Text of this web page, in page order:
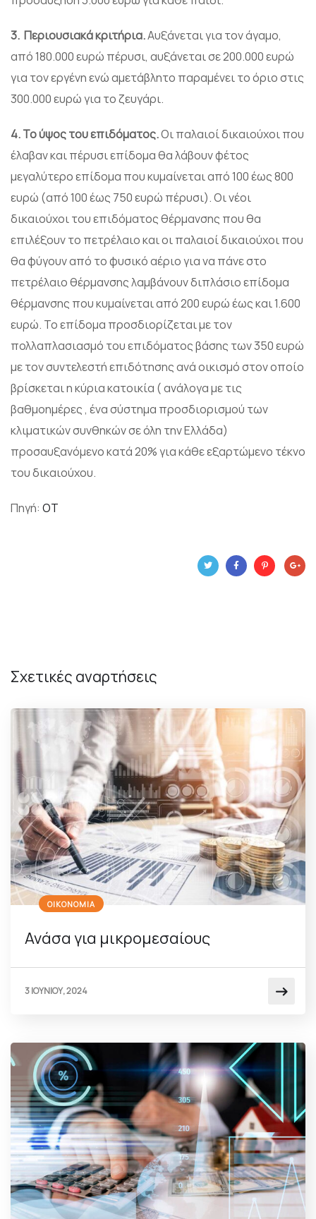
3. Περιουσιακά κριτήρια.Αυξάνεται για τον άγαμο,
από 180.000 ευρώ πέρυσι, αυξάνεται σε 200.000 ευρώ
για τον εργένη ενώ αμετάβλητο παραμένει το όριο στις
300.000 ευρώ για το ζευγάρι.
4. Το ύψος του επιδόματος.Οι παλαιοί δικαιούχοι που
έλαβαν και πέρυσι επίδομα θα λάβουν φέτος
μεγαλύτερο επίδομα που κυμαίνεται από 100 έως 800
ευρώ (από 100 έως 750 ευρώ πέρυσι). Οι νέοι
δικαιούχοι του επιδόματος θέρμανσης που θα
επιλέξουν το πετρέλαιο και οι παλαιοί δικαιούχοι που
θα φύγουν από το φυσικό αέριο για να πάνε στο
πετρέλαιο θέρμανσης λαμβάνουν διπλάσιο επίδομα
θέρμανσης που κυμαίνεται από 200 ευρώ έως και 1.600
ευρώ. Το επίδομα προσδιορίζεται με τον
πολλαπλασιασμό του επιδόματος βάσης των 350 ευρώ
με τον συντελεστή επιδότησης ανά οικισμό στον οποίο
βρίσκεται η κύρια κατοικία ( ανάλογα με τις
βαθμοημέρες , ένα σύστημα προσδιορισμού των
κλιματικών συνθηκών σε όλη την Ελλάδα)
προσαυξανόμενο κατά 20% για κάθε εξαρτώμενο τέκνο
του δικαιούχου.
Πηγή: ΟΤ
Σχετικές αναρτήσεις
ΟΙΚΟΝΟΜΙΑ
Ανάσα για μικρομεσαίους
3 ΙΟΥΝΙΟΥ, 2024